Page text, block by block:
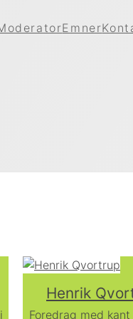
Emner
Henrik
Foredrag med